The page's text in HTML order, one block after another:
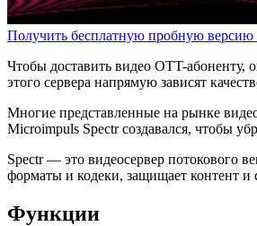
Получить бесплатную пробную версию
Чтобы доставить видео OTT-
этого сервера напрямую зависят
Многие представленные на рынке
Microimpuls Spectr создавался, чтобы
Spectr — это видеосервер потокового
форматы и кодеки, защищает контент и
Функции